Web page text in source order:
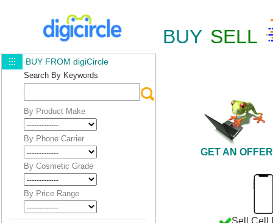
BUY SELL
BUY FROM digiCircle
Search By Keywords
By Product Make
By Phone Carrier
By Cosmetic Grade
By Price Range
GET AN OFFER